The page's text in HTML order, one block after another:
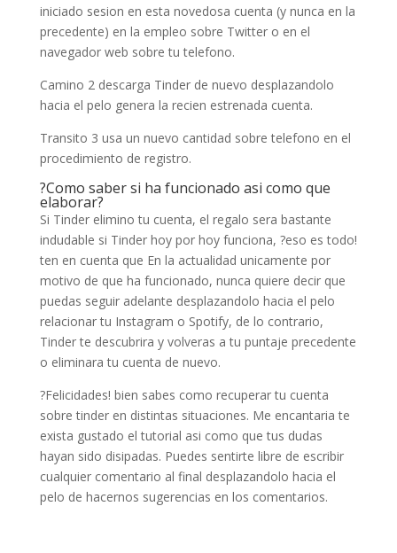
iniciado sesion en esta novedosa cuenta (y nunca en la
precedente) en la empleo sobre Twitter o en el
navegador web sobre tu telefono.
Camino 2 descarga Tinder de nuevo desplazandolo
hacia el pelo genera la recien estrenada cuenta.
Transito 3 usa un nuevo cantidad sobre telefono en el
procedimiento de registro.
?Como saber si ha funcionado asi­ como que
elaborar?
Si Tinder elimino tu cuenta, el regalo sera bastante
indudable si Tinder hoy por hoy funciona, ?eso es todo!
ten en cuenta que En la actualidad unicamente por
motivo de que ha funcionado, nunca quiere decir que
puedas seguir adelante desplazandolo hacia el pelo
relacionar tu Instagram o Spotify, de lo contrario,
Tinder te descubrira y volveras a tu puntaje precedente
o eliminara tu cuenta de nuevo.
?Felicidades! bien sabes como recuperar tu cuenta
sobre tinder en distintas situaciones. Me encantari­a te
exista gustado el tutorial asi­ como que tus dudas
hayan sido disipadas. Puedes sentirte libre de escribir
cualquier comentario al final desplazandolo hacia el
pelo de hacernos sugerencias en los comentarios.